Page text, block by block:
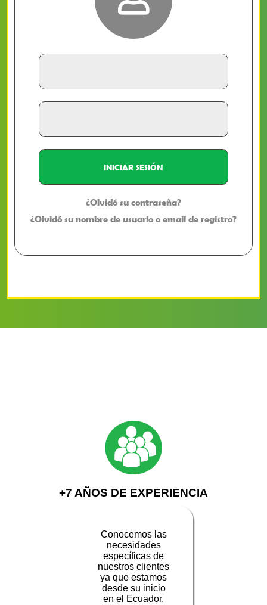
¿Olvidó su contraseña?
¿Olvidó su nombre de usuario o email de registro?
+7 AÑOS DE EXPERIENCIA
Conocemos las
necesidades
específicas de
nuestros clientes
ya que estamos
desde su inicio
en el Ecuador.